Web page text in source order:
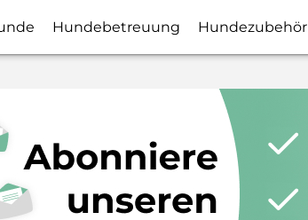
Hundebetreuung Hundezubehör